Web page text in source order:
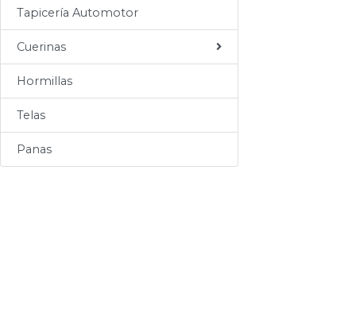
Tapicería Automotor
Cuerinas
Hormillas
Telas
Panas